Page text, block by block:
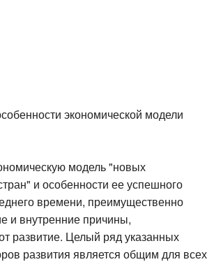
экономической модели
модель "новых
и особенности ее успешного
времени, преимущественно
и внутренние причины,
развитие. Целый ряд указанных
развития является общим для всех